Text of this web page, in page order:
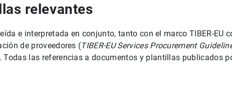
relevantes
e interpretada en conjunto, tanto con el marco TIBER-EU
de proveedores (TIBER-EU Services Procurement
las referencias a documentos y plantillas publicados